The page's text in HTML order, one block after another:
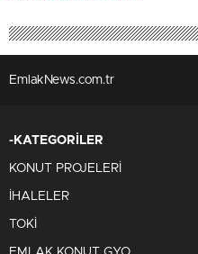
EmlakNews.com.tr
-KATEGORİLER
KONUT PROJELERİ
İHALELER
TOKİ